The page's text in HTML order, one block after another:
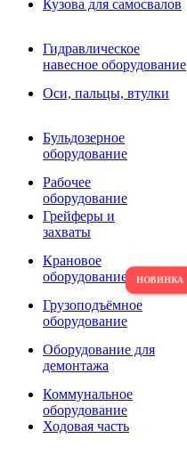
Кузова для самосвалов
Гидравлическое
навесное оборудование
Оси, пальцы, втулки
Бульдозерное
оборудование
Рабочее
оборудование
Грейферы и
захваты
Крановое
оборудование
Грузоподъёмное
оборудование
Оборудование для
демонтажа
Коммунальное
оборудование
Ходовая часть